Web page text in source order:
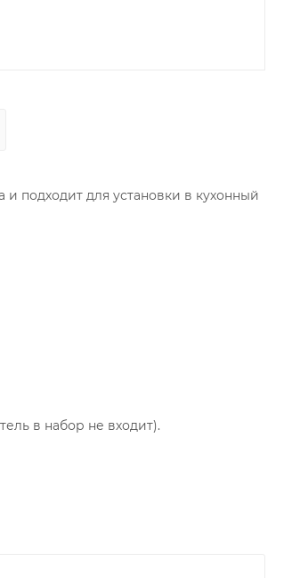
подходит для установки в кухонный
в набор не входит).